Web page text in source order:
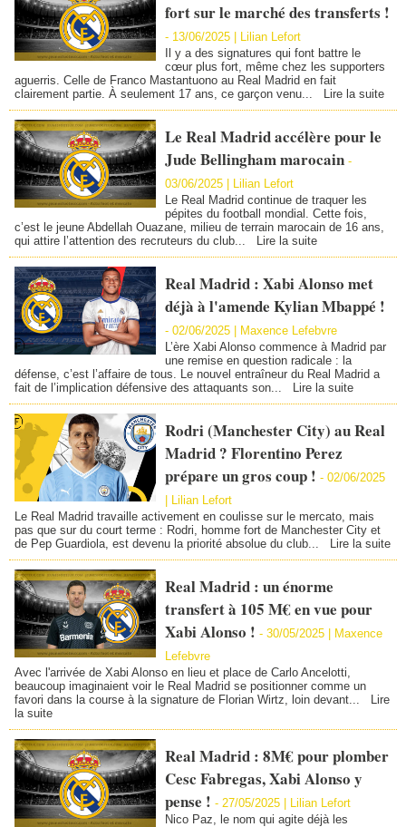
fort sur le marché des transferts !
- 13/06/2025 |
Lilian Lefort
Il y a des signatures qui font battre le
cœur plus fort, même chez les supporters
aguerris. Celle de Franco Mastantuono au Real Madrid en fait
clairement partie. À seulement 17 ans, ce garçon venu...
Lire la suite
Le Real Madrid accélère pour le
Jude Bellingham marocain -
03/06/2025 |
Lilian Lefort
Le Real Madrid continue de traquer les
pépites du football mondial. Cette fois,
c’est le jeune Abdellah Ouazane, milieu de terrain marocain de 16 ans,
qui attire l’attention des recruteurs du club...
Lire la suite
Real Madrid : Xabi Alonso met
déjà à l'amende Kylian Mbappé !
- 02/06/2025 | Maxence Lefebvre
L’ère Xabi Alonso commence à Madrid par
une remise en question radicale : la
défense, c’est l’affaire de tous. Le nouvel entraîneur du Real Madrid a
fait de l’implication défensive des attaquants son...
Lire la suite
Rodri (Manchester City) au Real
Madrid ? Florentino Perez
prépare un gros coup ! - 02/06/2025
Lilian Lefort
Le Real Madrid travaille activement en coulisse sur le mercato, mais
pas que sur du court terme : Rodri, homme fort de Manchester City et
de Pep Guardiola, est devenu la priorité absolue du club...
Lire la suite
Real Madrid : un énorme
transfert à 105 M€ en vue pour
Xabi Alonso ! - 30/05/2025 | Maxence
Lefebvre
Avec l'arrivée de Xabi Alonso en lieu et place de Carlo Ancelotti,
beaucoup imaginaient voir le Real Madrid se positionner comme un
favori dans la course à la signature de Florian Wirtz, loin devant...
Lire
la suite
Real Madrid : 8M€ pour plomber
Cesc Fabregas, Xabi Alonso y
pense ! - 27/05/2025 |
Lilian Lefort
Nico Paz, le nom qui agite déjà les